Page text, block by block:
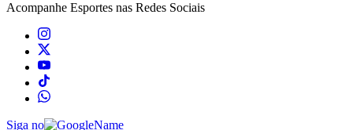
Acompanhe Esportes nas Redes Sociais
Siga no